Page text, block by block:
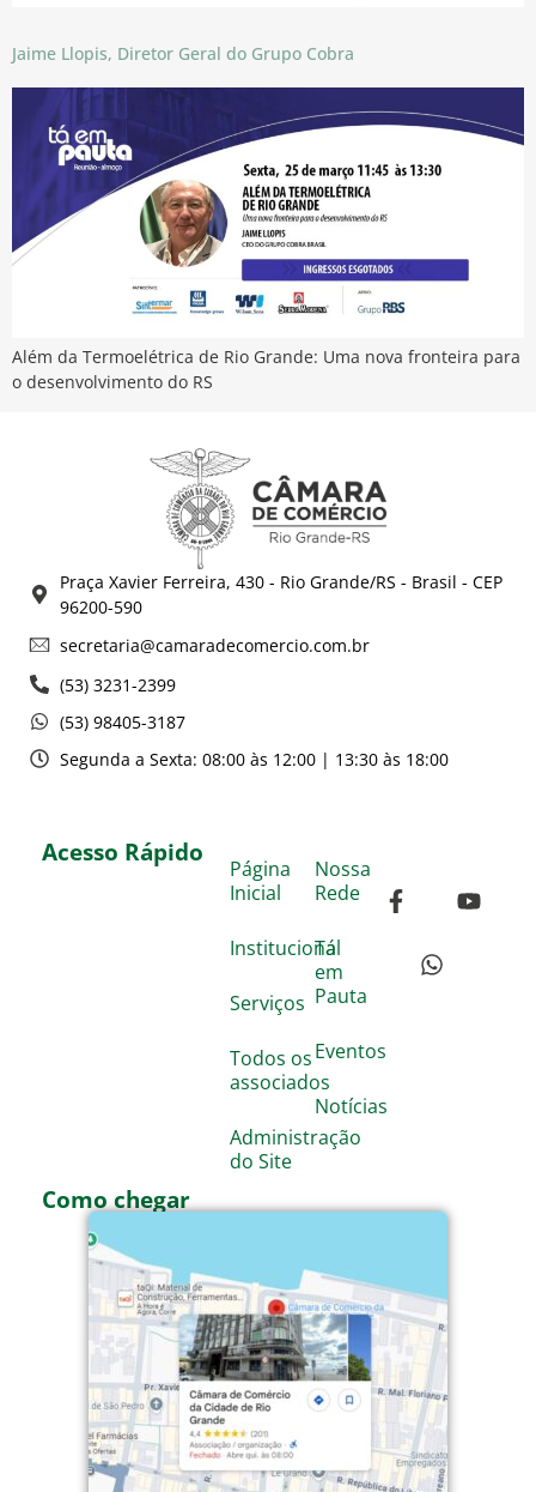
Jaime Llopis, Diretor Geral do Grupo Cobra
Além da Termoelétrica de Rio Grande: Uma nova fronteira para
o desenvolvimento do RS
Praça Xavier Ferreira, 430 - Rio Grande/RS - Brasil - CEP
96200-590
secretaria@camaradecomercio.com.br
(53) 3231-2399
(53) 98405-3187
Segunda a Sexta: 08:00 às 12:00 | 13:30 às 18:00
Acesso Rápido
Página
Inicial
Institucional
Serviços
Todos os
associados
Administração
do Site
Nossa
Rede
Tá
em
Pauta
Eventos
Notícias
Como chegar